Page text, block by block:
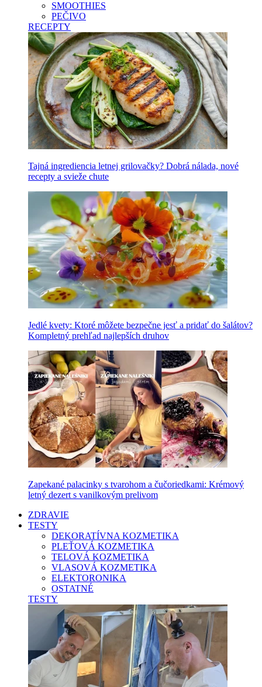
SMOOTHIES
PEČIVO
RECEPTY
Tajná ingrediencia letnej grilovačky? Dobrá nálada, nové
recepty a svieže chute
Jedlé kvety: Ktoré môžete bezpečne jesť a pridať do šalátov?
Kompletný prehľad najlepších druhov
Zapekané palacinky s tvarohom a čučoriedkami: Krémový
letný dezert s vanilkovým prelivom
ZDRAVIE
TESTY
DEKORATÍVNA KOZMETIKA
PLEŤOVÁ KOZMETIKA
TELOVÁ KOZMETIKA
VLASOVÁ KOZMETIKA
ELEKTORONIKA
OSTATNÉ
TESTY